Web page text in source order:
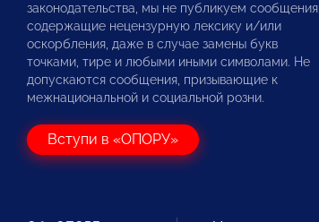
законодательства, мы не публикуем сообщения,
содержащие нецензурную лексику и/или
оскорбления, даже в случае замены букв
точками, тире и любыми иными символами. Не
допускаются сообщения, призывающие к
межнациональной и социальной розни.
Вступи в «ОПОРУ»